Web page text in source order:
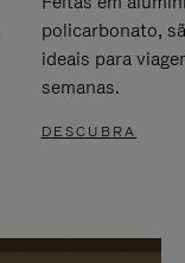
policarbonato,
ideais para
semanas.
DESCUBRA